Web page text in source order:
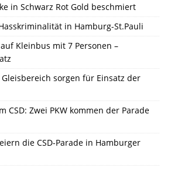
in Schwarz Rot Gold beschmiert
in Hamburg-St.Pauli
Kleinbus mit 7 Personen –
sorgen für Einsatz der
CSD: Zwei PKW kommen der Parade
die CSD-Parade in Hamburger